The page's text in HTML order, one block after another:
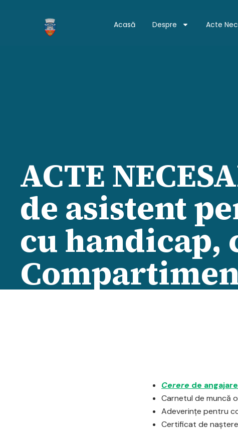
Acasă Despre Acte
ACTE
de asistent
cu handicap,
Cerere de angajare
Carnetul de muncă
Adeverinţe pentru
Certificat de